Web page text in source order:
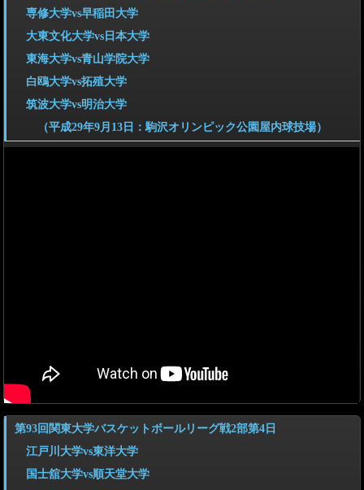
専修大学vs早稲田大学
大東文化大学vs日本大学
東海大学vs青山学院大学
白鴎大学vs拓殖大学
筑波大学vs明治大学
（平成29年9月13日：駒沢オリンピック公園屋内球技場）
第93回関東大学バスケットボールリーグ戦2部第4日
江戸川大学vs東洋大学
国士舘大学vs順天堂大学